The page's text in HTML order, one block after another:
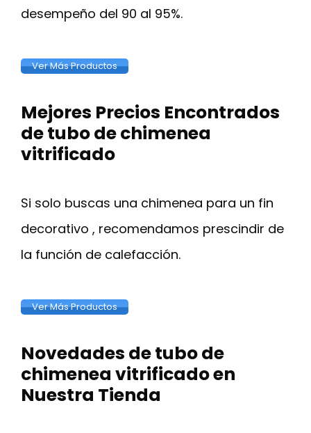
desempeño del 90 al 95%.
Ver Más Productos
Mejores Precios Encontrados
de tubo de chimenea
vitrificado
Si solo buscas una chimenea para un fin
decorativo , recomendamos prescindir de
la función de calefacción.
Ver Más Productos
Novedades de tubo de
chimenea vitrificado en
Nuestra Tienda